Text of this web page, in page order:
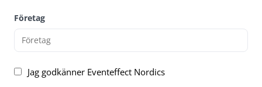
Företag
Jag godkänner Eventeffect Nordics